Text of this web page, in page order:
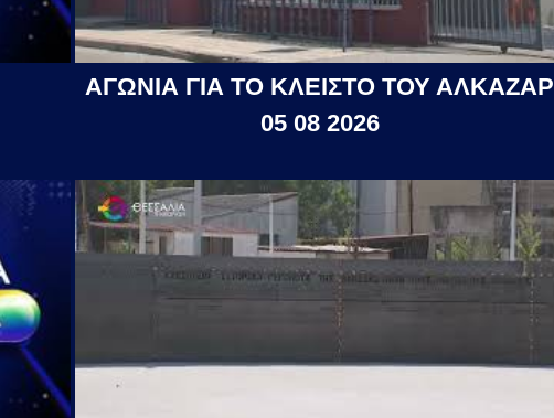
ΑΓΩΝΙΑ ΓΙΑ ΤΟ ΚΛΕΙΣΤΟ ΤΟΥ ΑΛΚΑΖΑΡ
05 08 2026